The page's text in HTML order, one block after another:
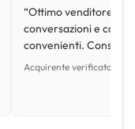
“Ottimo venditore,
conversazioni e con
convenienti.
Acquirente verificato •